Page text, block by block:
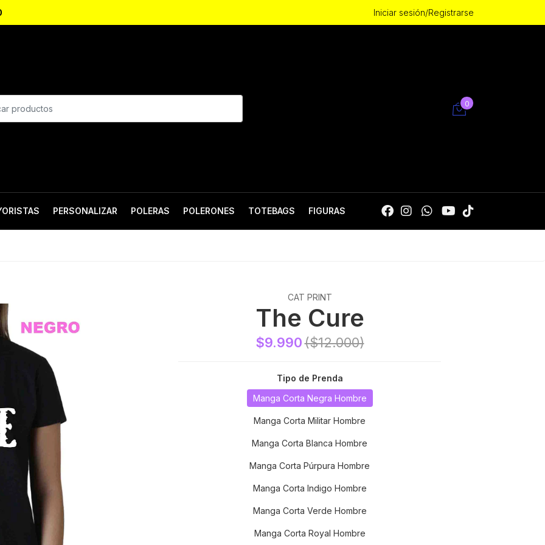
Iniciar sesión/Registrarse
0
PERSONALIZAR POLERAS POLERONES TOTEBAGS FIGURAS
CAT PRINT
The Cure
$9.990($12.000)
Tipo de Prenda
Manga Corta Negra Hombre
Manga Corta Militar Hombre
Manga Corta Blanca Hombre
Manga Corta Púrpura Hombre
Manga Corta Indigo Hombre
Manga Corta Verde Hombre
Manga Corta Royal Hombre